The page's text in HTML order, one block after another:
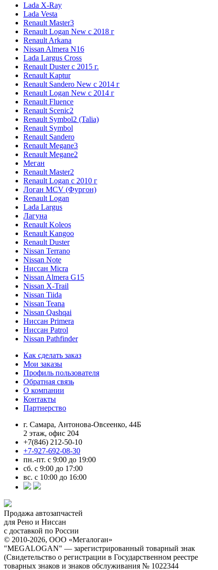
Lada X-Ray
Lada Vesta
Renault Master3
Renault Logan New с 2018 г
Renault Arkana
Nissan Almera N16
Lada Largus Cross
Renault Duster с 2015 г.
Renault Kaptur
Renault Sandero New с 2014 г
Renault Logan New с 2014 г
Renault Fluence
Renault Scenic2
Renault Symbol2 (Talia)
Renault Symbol
Renault Sandero
Renault Megane3
Renault Megane2
Меган
Renault Master2
Renault Logan c 2010 г
Логан МСV (Фургон)
Renault Logan
Lada Largus
Лагуна
Renault Koleos
Renault Kangoo
Renault Duster
Nissan Terrano
Nissan Note
Ниссан Micra
Nissan Almera G15
Nissan X-Trail
Nissan Tiida
Nissan Teana
Nissan Qashqai
Ниссан Primera
Ниссан Patrol
Nissan Pathfinder
Как сделать заказ
Мои заказы
Профиль пользователя
Обратная связь
О компании
Контакты
Партнерство
г. Самара, Антонова-Овсеенко, 44Б
2 этаж, офис 204
+7(846) 212-50-10
+7-927-692-08-30
пн.-пт. с 9:00 до 19:00
сб. с 9:00 до 17:00
вс. с 10:00 до 16:00
Продажа автозапчастей
для Рено и Ниссан
с доставкой по России
© 2010-2026, ООО «Мегалоган»
"MEGALOGAN" — зарегистрированный товарный знак
(Свидетельство о регистрации в Государственном реестре
товарных знаков и знаков обслуживания № 1022344